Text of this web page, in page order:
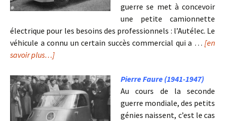
guerre se met à concevoir
une petite camionnette
électrique pour les besoins des professionnels : l’Autélec. Le
véhicule a connu un certain succès commercial qui a … [en
savoir plus…]
Pierre Faure (1941-1947)
Au cours de la seconde
guerre mondiale, des petits
génies naissent, c’est le cas